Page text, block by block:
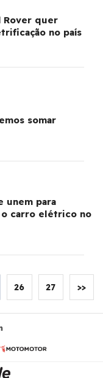
Rover quer
no país
somar
unem para
carro elétrico no
26 27 >>